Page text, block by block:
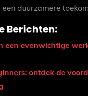
duurzamere
Berichten:
een evenwichtige
ontdek de